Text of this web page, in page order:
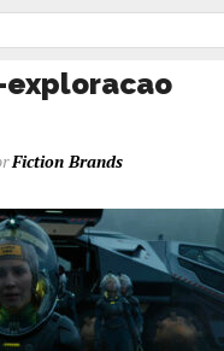
Fiction Brands